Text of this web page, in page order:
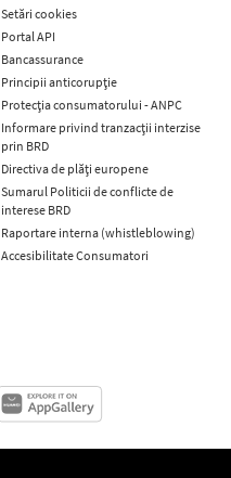
Setări cookies
Portal API
Bancassurance
Principii anticorupţie
Protecţia consumatorului - ANPC
Informare privind tranzacții interzise
prin BRD
Directiva de plăți europene
Sumarul Politicii de conflicte de
interese BRD
Raportare interna (whistleblowing)
Accesibilitate Consumatori